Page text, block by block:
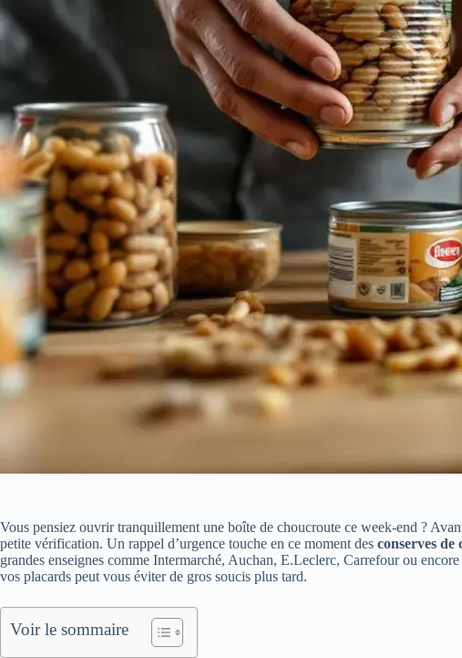
Vous pensiez ouvrir tranquillement une boîte de choucroute ce week-end ?
petite vérification. Un rappel d’urgence touche en ce moment des conserves de
grandes enseignes comme Intermarché, Auchan, E.Leclerc, Carrefour ou
vos placards peut vous éviter de gros soucis plus tard.
Voir le sommaire